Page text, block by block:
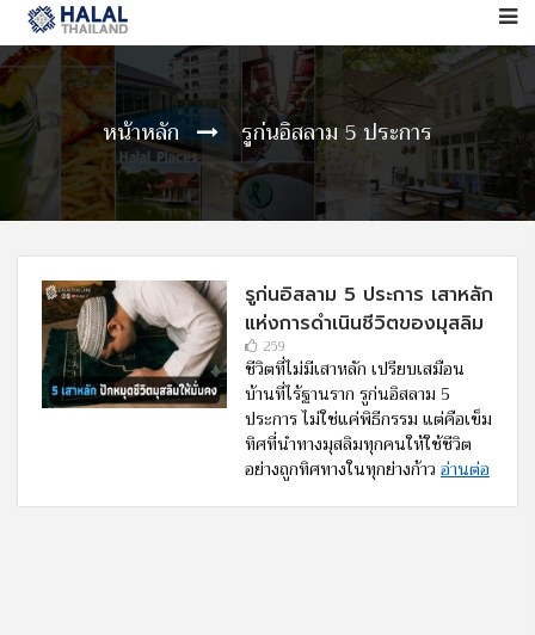
หน้าหลัก รูก่นอิสลาม 5 ประการ
รูก่นอิสลาม 5 ประการ เสาหลัก
แห่งการดำเนินชีวิตของมุสลิม
259
ชีวิตที่ไม่มีเสาหลัก เปรียบเสมือน
บ้านที่ไร้ฐานราก รูก่นอิสลาม 5
ประการ ไม่ใช่แค่พิธีกรรม แต่คือเข็ม
ทิศที่นำทางมุสลิมทุกคนให้ใช้ชีวิต
อย่างถูกทิศทางในทุกย่างก้าว อ่านต่อ